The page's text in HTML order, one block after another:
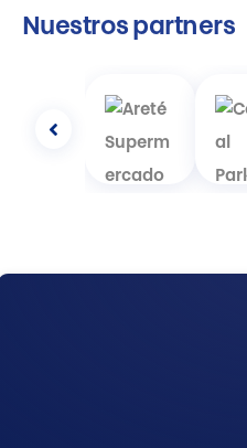
Nuestros partners